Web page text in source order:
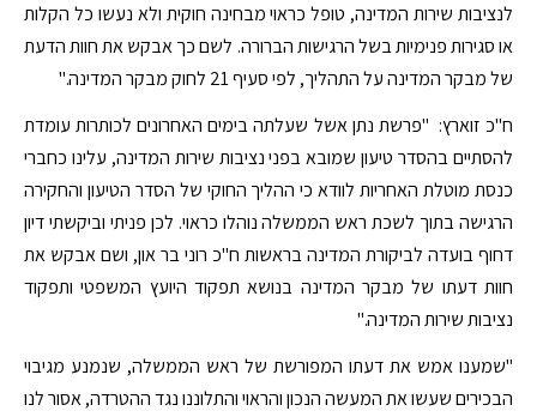
לנציבות שירות המדינה, טופל כראוי מבחינה חוקית ולא נעשו כל הקלות
או סגירות פנימיות בשל הרגישות הברורה. לשם כך אבקש את חוות הדעת
של מבקר המדינה על התהליך, לפי סעיף 21 לחוק מבקר המדינה."
ח"כ זוארץ: "פרשת נתן אשל שעלתה בימים האחרונים לכותרות עומדת
להסתיים בהסדר טיעון שמובא בפני נציבות שירות המדינה, עלינו כחברי
כנסת מוטלת האחריות לוודא כי ההליך החוקי של הסדר הטיעון והחקירה
הרגישה בתוך לשכת ראש הממשלה נוהלו כראוי. לכן פניתי וביקשתי דיון
דחוף בועדה לביקורת המדינה בראשות ח"כ רוני בר און, ושם אבקש את
חוות דעתו של מבקר המדינה בנושא תפקוד היועץ המשפטי ותפקוד
נציבות שירות המדינה."
"שמענו אמש את דעתו המפורשת של ראש הממשלה, שנמנע מגיבוי
הבכירים שעשו את המעשה הנכון והראוי והתלוננו נגד ההטרדה, אסור לנו